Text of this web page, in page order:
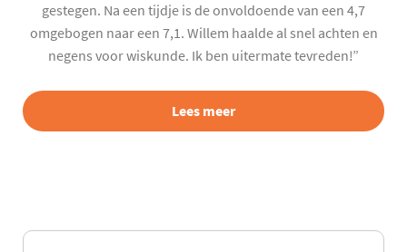
gestegen. Na een tijdje is de onvoldoende van een 4,7
omgebogen naar een 7,1. Willem haalde al snel achten en
negens voor wiskunde. Ik ben uitermate tevreden!”
Lees meer